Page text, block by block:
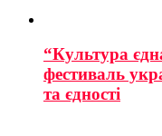
“Культура
фестиваль
та єдності